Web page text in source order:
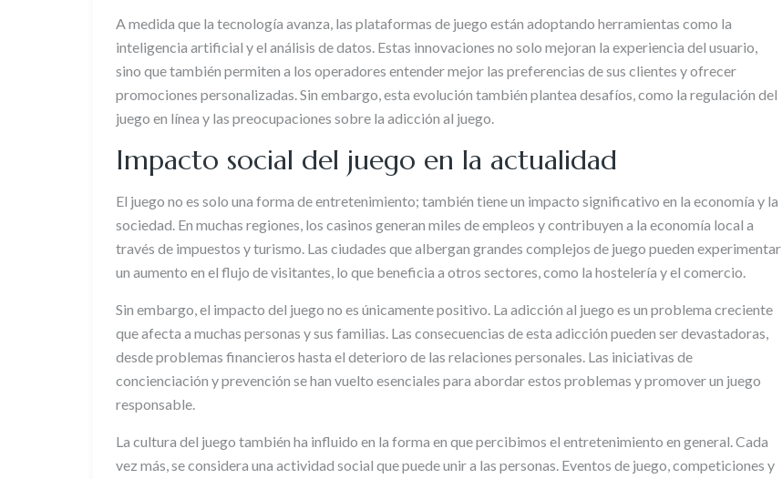
A medida que la tecnología avanza, las plataformas de juego están adoptando herramientas como la
inteligencia artificial y el análisis de datos. Estas innovaciones no solo mejoran la experiencia del usuario,
sino que también permiten a los operadores entender mejor las preferencias de sus clientes y ofrecer
promociones personalizadas. Sin embargo, esta evolución también plantea desafíos, como la regulación del
juego en línea y las preocupaciones sobre la adicción al juego.
Impacto social del juego en la actualidad
El juego no es solo una forma de entretenimiento; también tiene un impacto significativo en la economía y la
sociedad. En muchas regiones, los casinos generan miles de empleos y contribuyen a la economía local a
través de impuestos y turismo. Las ciudades que albergan grandes complejos de juego pueden experimentar
un aumento en el flujo de visitantes, lo que beneficia a otros sectores, como la hostelería y el comercio.
Sin embargo, el impacto del juego no es únicamente positivo. La adicción al juego es un problema creciente
que afecta a muchas personas y sus familias. Las consecuencias de esta adicción pueden ser devastadoras,
desde problemas financieros hasta el deterioro de las relaciones personales. Las iniciativas de
concienciación y prevención se han vuelto esenciales para abordar estos problemas y promover un juego
responsable.
La cultura del juego también ha influido en la forma en que percibimos el entretenimiento en general. Cada
vez más, se considera una actividad social que puede unir a las personas. Eventos de juego, competiciones y